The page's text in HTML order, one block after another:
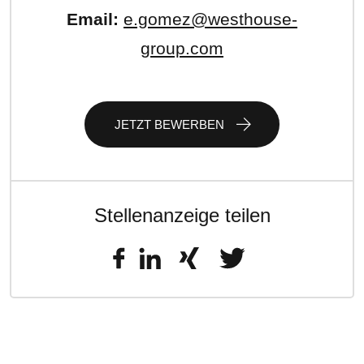
Email: e.gomez@westhouse-
group.com
JETZT BEWERBEN
Stellenanzeige teilen